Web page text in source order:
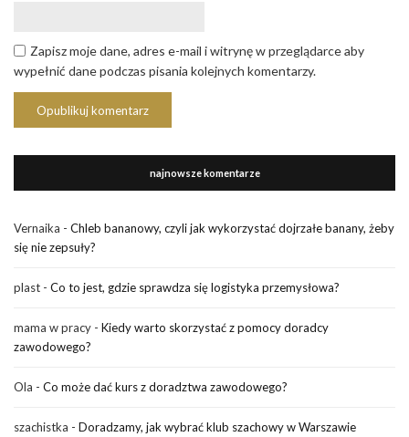
Zapisz moje dane, adres e-mail i witrynę w przeglądarce aby
wypełnić dane podczas pisania kolejnych komentarzy.
najnowsze komentarze
Vernaika - Chleb bananowy, czyli jak wykorzystać dojrzałe banany, żeby
się nie zepsuły?
plast - Co to jest, gdzie sprawdza się logistyka przemysłowa?
mama w pracy - Kiedy warto skorzystać z pomocy doradcy
zawodowego?
Ola - Co może dać kurs z doradztwa zawodowego?
szachistka - Doradzamy, jak wybrać klub szachowy w Warszawie